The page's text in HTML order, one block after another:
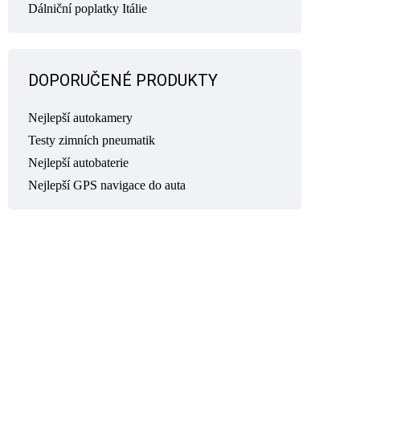
Dálniční poplatky Itálie
DOPORUČENÉ PRODUKTY
Nejlepší autokamery
Testy zimních pneumatik
Nejlepší autobaterie
Nejlepší GPS navigace do auta